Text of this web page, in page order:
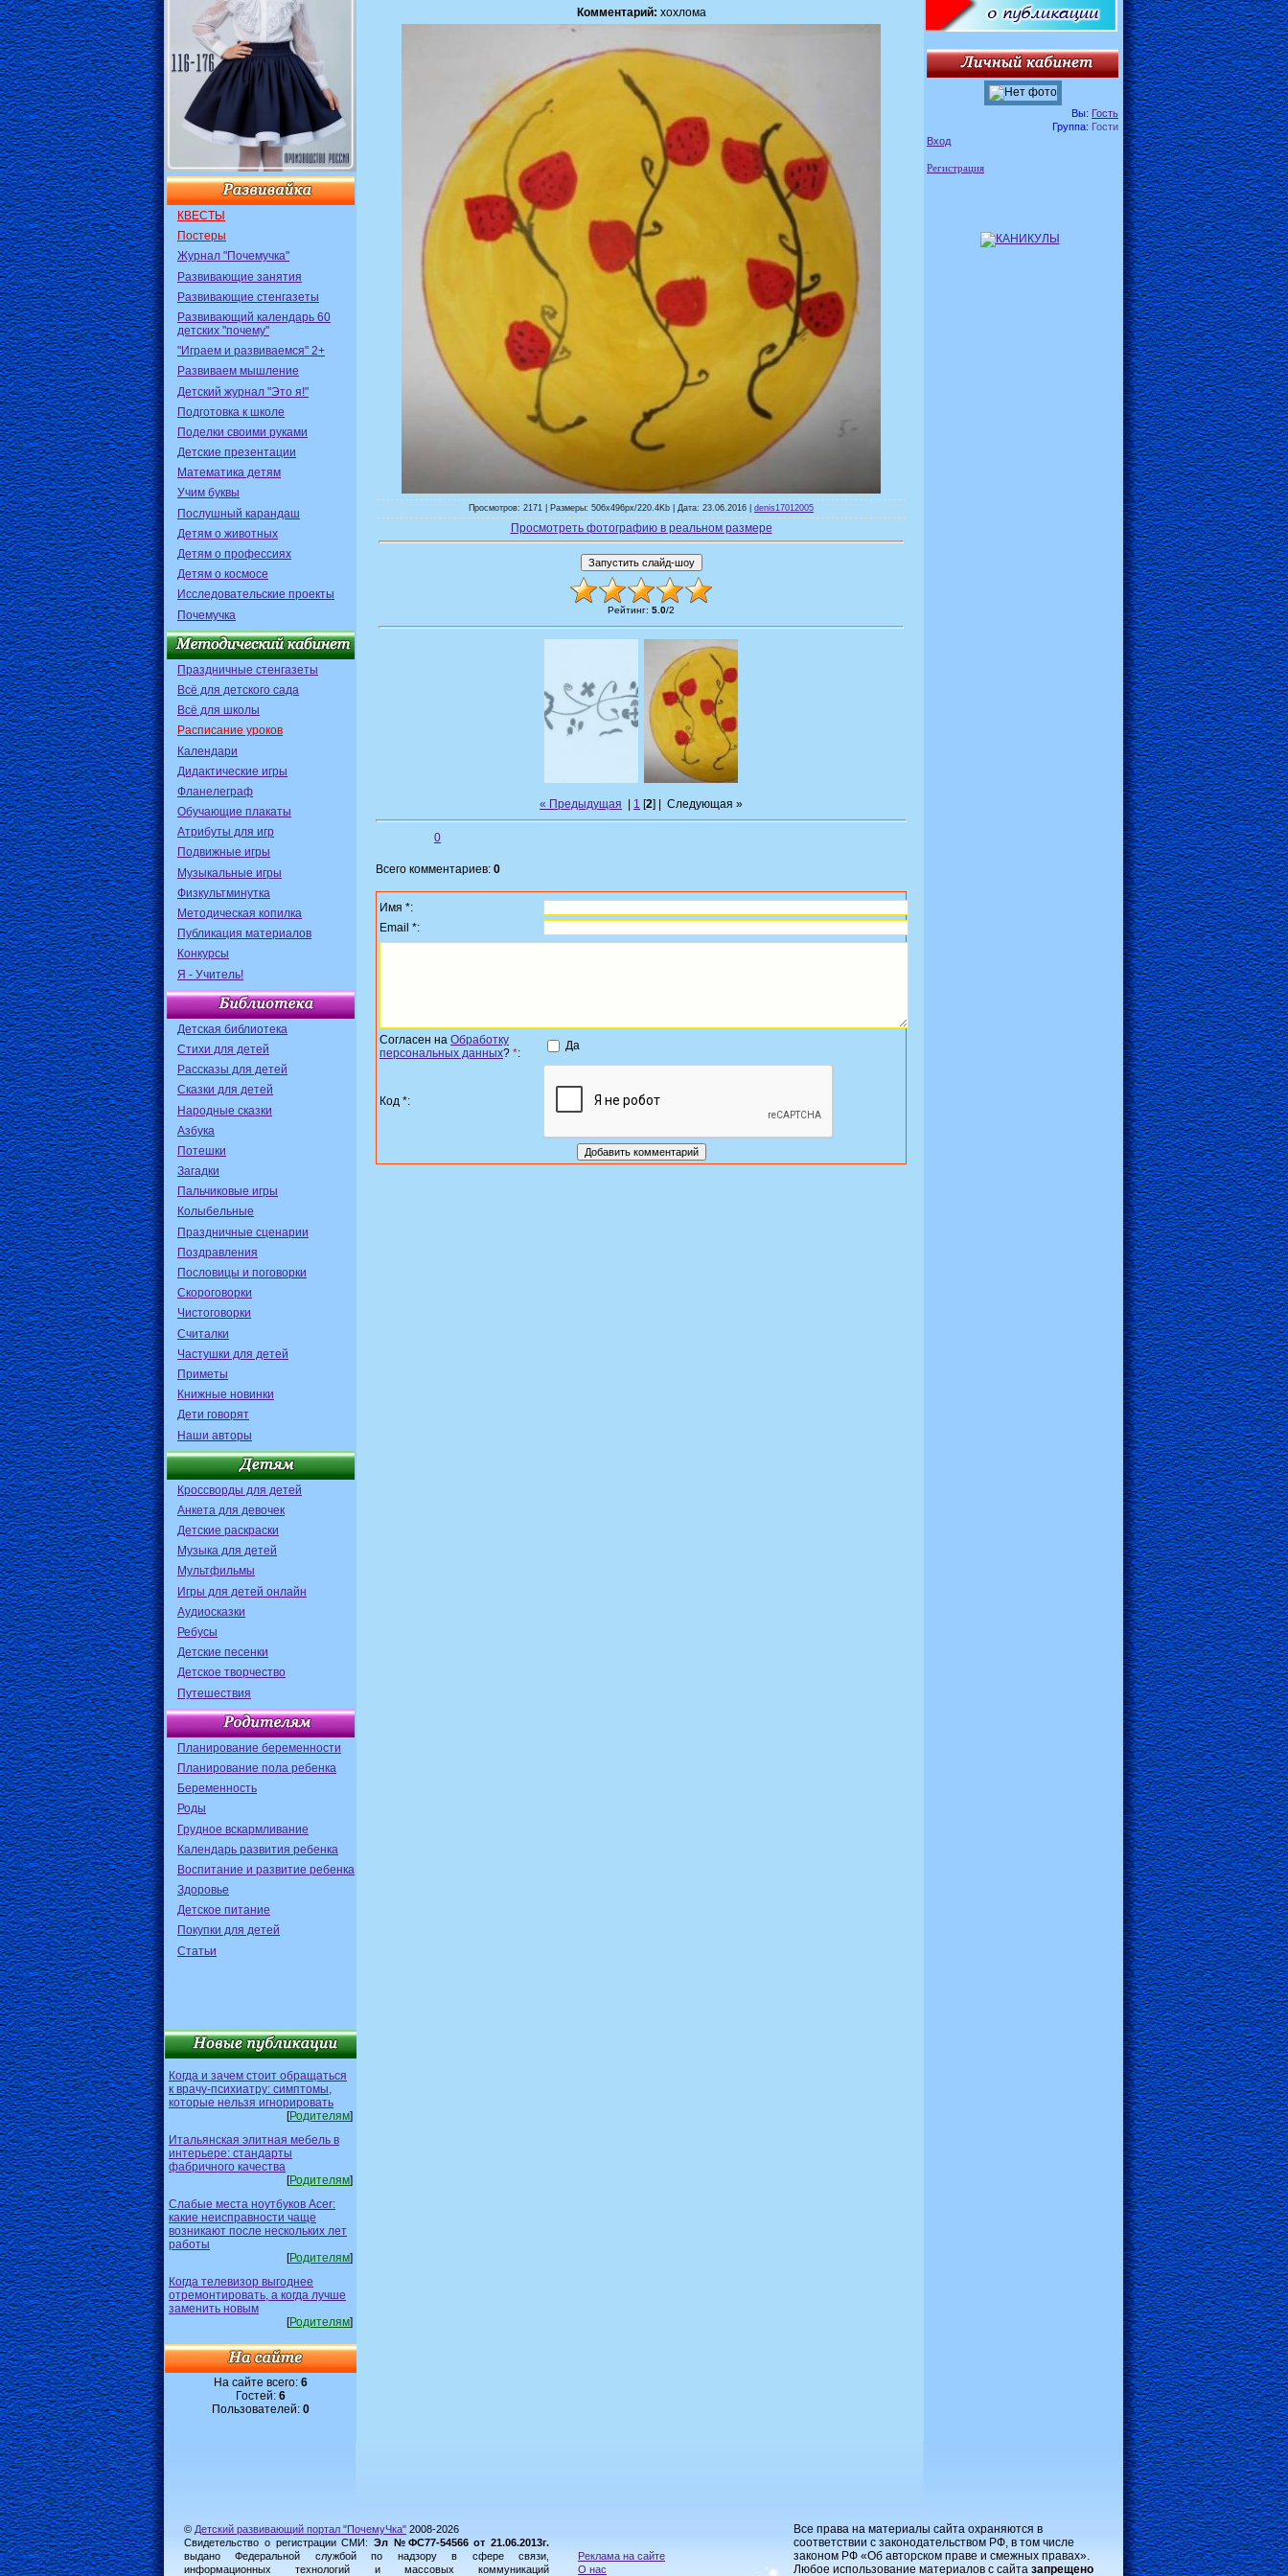
КВЕСТЫ
Постеры
Журнал "Почемучка"
Развивающие занятия
Развивающие стенгазеты
Развивающий календарь 60
детских "почему"
"Играем и развиваемся" 2+
Развиваем мышление
Детский журнал "Это я!"
Подготовка к школе
Поделки своими руками
Детские презентации
Математика детям
Учим буквы
Послушный карандаш
Детям о животных
Детям о профессиях
Детям о космосе
Исследовательские проекты
Почемучка
Праздничные стенгазеты
Всё для детского сада
Всё для школы
Расписание уроков
Календари
Дидактические игры
Фланелеграф
Обучающие плакаты
Атрибуты для игр
Подвижные игры
Музыкальные игры
Физкультминутка
Методическая копилка
Публикация материалов
Конкурсы
Я - Учитель!
Детская библиотека
Стихи для детей
Рассказы для детей
Сказки для детей
Народные сказки
Азбука
Потешки
Загадки
Пальчиковые игры
Колыбельные
Праздничные сценарии
Поздравления
Пословицы и поговорки
Скороговорки
Чистоговорки
Считалки
Частушки для детей
Приметы
Книжные новинки
Дети говорят
Наши авторы
Кроссворды для детей
Анкета для девочек
Детские раскраски
Музыка для детей
Мультфильмы
Игры для детей онлайн
Аудиосказки
Ребусы
Детские песенки
Детское творчество
Путешествия
Планирование беременности
Планирование пола ребенка
Беременность
Роды
Грудное вскармливание
Календарь развития ребенка
Воспитание и развитие ребенка
Здоровье
Детское питание
Покупки для детей
Статьи
Когда и зачем стоит обращаться
к врачу-психиатру: симптомы,
которые нельзя игнорировать
[Родителям]
Итальянская элитная мебель в
интерьере: стандарты
фабричного качества
[Родителям]
Слабые места ноутбуков Acer:
какие неисправности чаще
возникают после нескольких лет
работы
[Родителям]
Когда телевизор выгоднее
отремонтировать, а когда лучше
заменить новым
[Родителям]
На сайте всего: 6
Гостей: 6
Пользователей: 0
Комментарий: хохлома
Просмотров: 2171 | Размеры: 506x496px/220.4Kb | Дата: 23.06.2016 | denis17012005
Просмотреть фотографию в реальном размере
Рейтинг: 5.0/2
« Предыдущая 1 [2] | Следующая »
0
Всего комментариев: 0
Имя *:
Email *:
Согласен на Обработку
персональных данных? *:
Да
Код *:
Вы: Гость
Группа: Гости
Вход
Регистрация
© Детский развивающий портал "ПочемуЧка" 2008-2026
Свидетельство о регистрации СМИ: Эл №ФС77-54566 от 21.06.2013г.
выдано Федеральной службой по надзору в сфере связи,
информационных технологий и массовых коммуникаций
Реклама на сайте
О нас
Все права на материалы сайта охраняются в
соответствии с законодательством РФ, в том числе
законом РФ «Об авторском праве и смежных правах».
Любое использование материалов с сайта запрещено